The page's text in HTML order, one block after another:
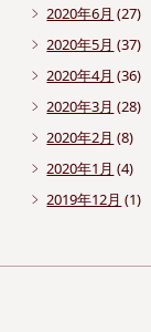
2020年6月 (27)
2020年5月 (37)
2020年4月 (36)
2020年3月 (28)
2020年2月 (8)
2020年1月 (4)
2019年12月 (1)